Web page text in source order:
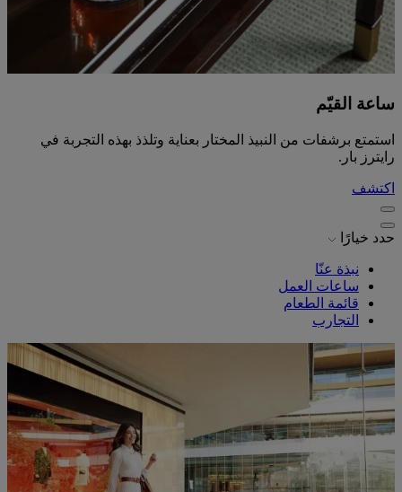
ساعة القيّم
استمتع برشفات من النبيذ المختار بعناية وتلذذ بهذه التجربة في
رايترز بار.
اكتشف
حدد خيارًا
نبذة عنّا
ساعات العمل
قائمة الطعام
التجارب